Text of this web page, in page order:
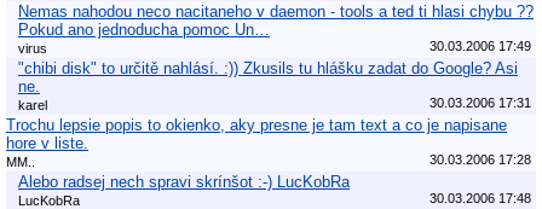
Nemas nahodou neco nacitaneho v daemon - tools a ted ti hlasi chybu ??
Pokud ano jednoducha pomoc Un…
virus 30.03.2006 17:49
"chibi disk" to určitě nahlásí. :)) Zkusils tu hlášku zadat do Google? Asi
ne.
karel 30.03.2006 17:31
Trochu lepsie popis to okienko, aky presne je tam text a co je napisane
hore v liste.
MM.. 30.03.2006 17:28
Alebo radsej nech spravi skrínšot :-) LucKobRa
LucKobRa 30.03.2006 17:48